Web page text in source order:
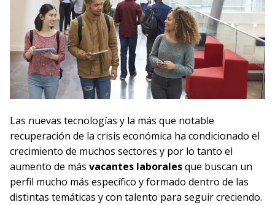
Las nuevas tecnologías y la más que notable
recuperación de la crisis económica ha condicionado el
crecimiento de muchos sectores y por lo tanto el
aumento de más vacantes laboralesque buscan un
perfil mucho más específico y formado dentro de las
distintas temáticas y con talento para seguir creciendo.